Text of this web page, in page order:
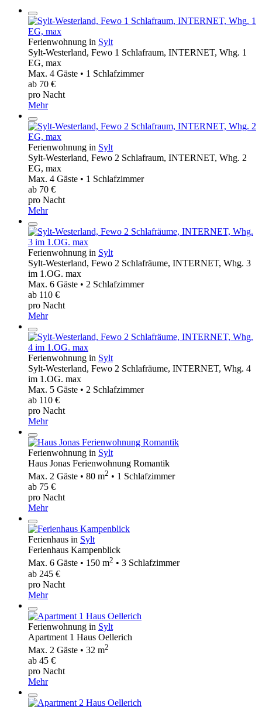
Ferienwohnung in Sylt
Sylt-Westerland, Fewo 1 Schlafraum, INTERNET, Whg. 1
EG, max
Max. 4 Gäste • 1 Schlafzimmer
ab 70 €
pro Nacht
Mehr
Ferienwohnung in Sylt
Sylt-Westerland, Fewo 2 Schlafraum, INTERNET, Whg. 2
EG, max
Max. 4 Gäste • 1 Schlafzimmer
ab 70 €
pro Nacht
Mehr
Ferienwohnung in Sylt
Sylt-Westerland, Fewo 2 Schlafräume, INTERNET, Whg. 3
im 1.OG. max
Max. 6 Gäste • 2 Schlafzimmer
ab 110 €
pro Nacht
Mehr
Ferienwohnung in Sylt
Sylt-Westerland, Fewo 2 Schlafräume, INTERNET, Whg. 4
im 1.OG. max
Max. 5 Gäste • 2 Schlafzimmer
ab 110 €
pro Nacht
Mehr
Ferienwohnung in Sylt
Haus Jonas Ferienwohnung Romantik
Max. 2 Gäste • 80 m2 • 1 Schlafzimmer
ab 75 €
pro Nacht
Mehr
Ferienhaus in Sylt
Ferienhaus Kampenblick
Max. 6 Gäste • 150 m2 • 3 Schlafzimmer
ab 245 €
pro Nacht
Mehr
Ferienwohnung in Sylt
Apartment 1 Haus Oellerich
Max. 2 Gäste • 32 m2
ab 45 €
pro Nacht
Mehr